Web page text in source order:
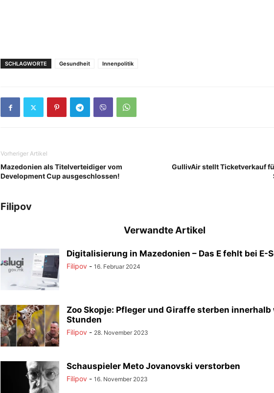
SCHLAGWORTE Gesundheit Innenpolitik
Vorheriger Artikel
Mazedonien als Titelverteidiger vom
Development Cup ausgeschlossen!
GullivAir stellt Ticketverkauf
Filipov
Verwandte Artikel
Digitalisierung in Mazedonien – Das E fehlt bei E-
Filipov - 16. Februar 2024
Zoo Skopje: Pfleger und Giraffe sterben innerhalb
Stunden
Filipov - 28. November 2023
Schauspieler Meto Jovanovski verstorben
Filipov - 16. November 2023